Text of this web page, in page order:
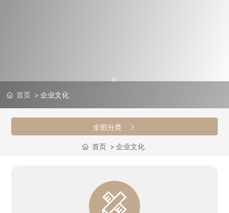
首页 企业文化
全部分类
首页 企业文化